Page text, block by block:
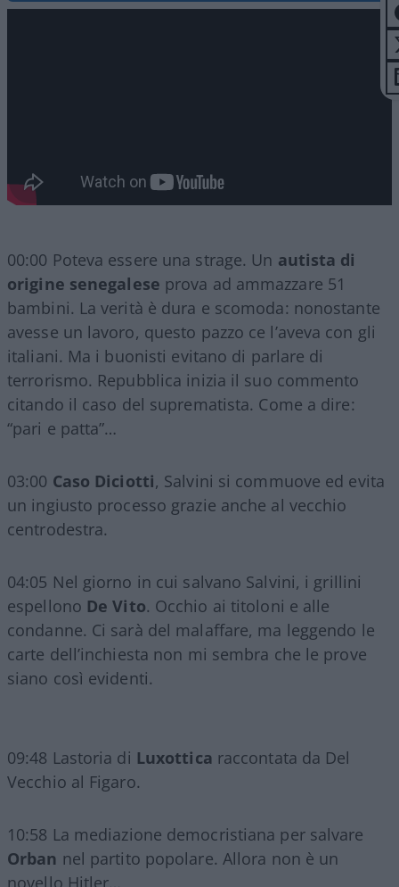
00:00 Poteva essere una strage. Un autista di
origine senegalese prova ad ammazzare 51
bambini. La verità è dura e scomoda: nonostante
avesse un lavoro, questo pazzo ce l’aveva con gli
italiani. Ma i buonisti evitano di parlare di
terrorismo. Repubblica inizia il suo commento
citando il caso del suprematista. Come a dire:
“pari e patta”…
03:00 Caso Diciotti, Salvini si commuove ed evita
un ingiusto processo grazie anche al vecchio
centrodestra.
04:05 Nel giorno in cui salvano Salvini, i grillini
espellono De Vito. Occhio ai titoloni e alle
condanne. Ci sarà del malaffare, ma leggendo le
carte dell’inchiesta non mi sembra che le prove
siano così evidenti.
09:48 Lastoria di Luxottica raccontata da Del
Vecchio al Figaro.
10:58 La mediazione democristiana per salvare
Orban nel partito popolare. Allora non è un
novello Hitler…